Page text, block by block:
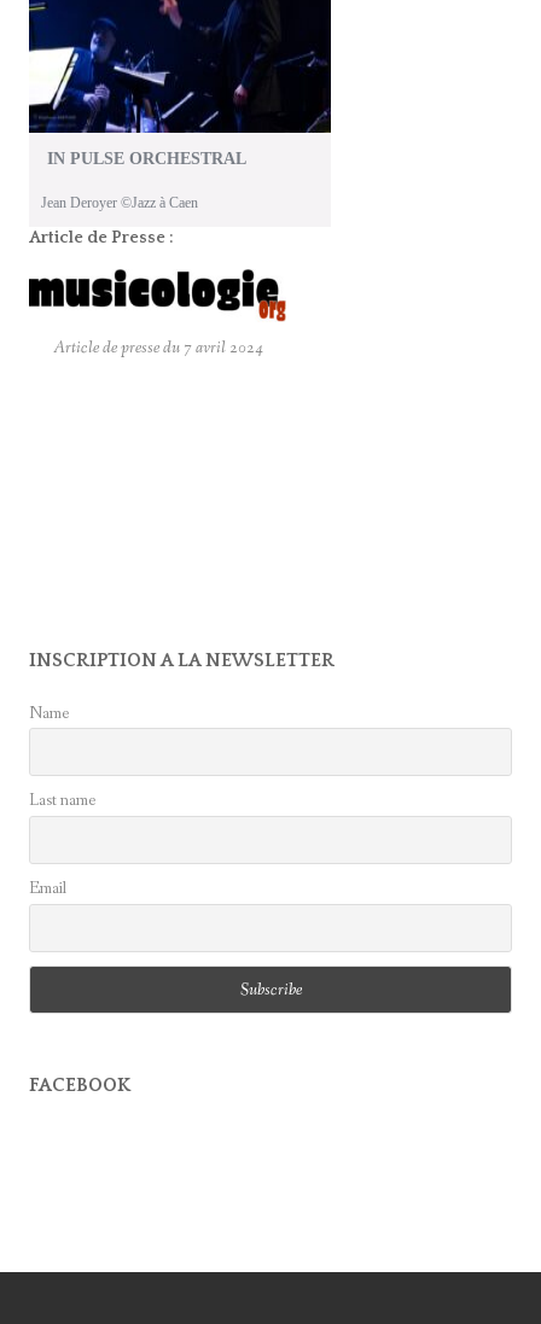
IN PULSE ORCHESTRAL
Jean Deroyer ©Jazz à Caen
Article de Presse :
Article de presse du 7 avril 2024
INSCRIPTION A LA NEWSLETTER
Name
Last name
Email
FACEBOOK